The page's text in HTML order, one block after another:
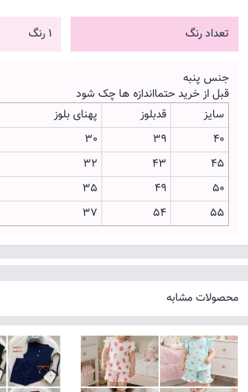
تعداد رنگ 1 رنگ
جنس پنبه
قبل از خرید حتمااندازه ها چک شود
سایز
قدبلوز پهنای بلوز
40
39
30
45
43
32
50
49
35
55
54
37
محصولات مشابه